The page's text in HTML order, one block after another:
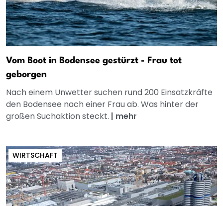
Vom Boot in Bodensee gestürzt - Frau tot
geborgen
Nach einem Unwetter suchen rund 200 Einsatzkräfte
den Bodensee nach einer Frau ab. Was hinter der
großen Suchaktion steckt. | mehr
WIRTSCHAFT